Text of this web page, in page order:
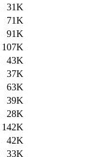
31K
71K
91K
107K
43K
37K
63K
39K
28K
142K
42K
33K